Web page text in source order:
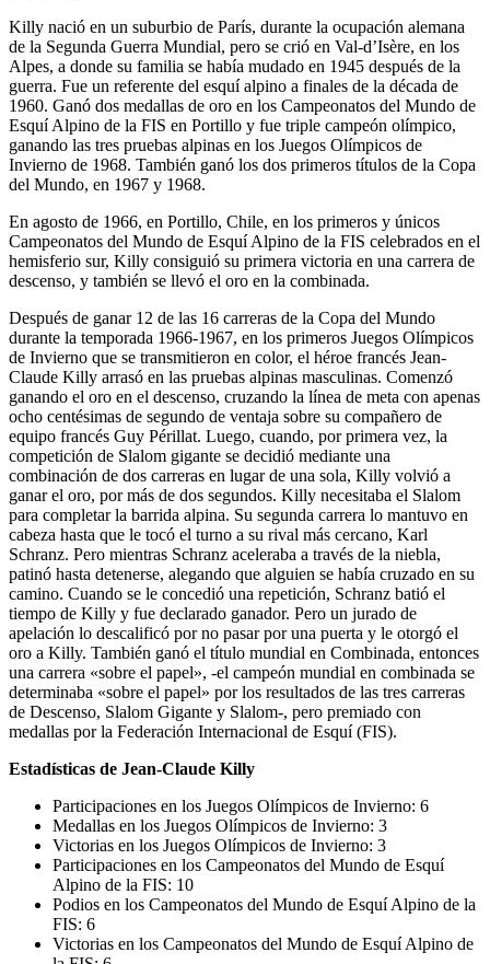
Killy nació en un suburbio de París, durante la ocupación alemana
de la Segunda Guerra Mundial, pero se crió en Val-d’Isère, en los
Alpes, a donde su familia se había mudado en 1945 después de la
guerra. Fue un referente del esquí alpino a finales de la década de
1960. Ganó dos medallas de oro en los Campeonatos del Mundo de
Esquí Alpino de la FIS en Portillo y fue triple campeón olímpico,
ganando las tres pruebas alpinas en los Juegos Olímpicos de
Invierno de 1968. También ganó los dos primeros títulos de la Copa
del Mundo, en 1967 y 1968.
En agosto de 1966, en Portillo, Chile, en los primeros y únicos
Campeonatos del Mundo de Esquí Alpino de la FIS celebrados en el
hemisferio sur, Killy consiguió su primera victoria en una carrera de
descenso, y también se llevó el oro en la combinada.
Después de ganar 12 de las 16 carreras de la Copa del Mundo
durante la temporada 1966-1967, en los primeros Juegos Olímpicos
de Invierno que se transmitieron en color, el héroe francés Jean-
Claude Killy arrasó en las pruebas alpinas masculinas. Comenzó
ganando el oro en el descenso, cruzando la línea de meta con apenas
ocho centésimas de segundo de ventaja sobre su compañero de
equipo francés Guy Périllat. Luego, cuando, por primera vez, la
competición de Slalom gigante se decidió mediante una
combinación de dos carreras en lugar de una sola, Killy volvió a
ganar el oro, por más de dos segundos. Killy necesitaba el Slalom
para completar la barrida alpina. Su segunda carrera lo mantuvo en
cabeza hasta que le tocó el turno a su rival más cercano, Karl
Schranz. Pero mientras Schranz aceleraba a través de la niebla,
patinó hasta detenerse, alegando que alguien se había cruzado en su
camino. Cuando se le concedió una repetición, Schranz batió el
tiempo de Killy y fue declarado ganador. Pero un jurado de
apelación lo descalificó por no pasar por una puerta y le otorgó el
oro a Killy. También ganó el título mundial en Combinada, entonces
una carrera «sobre el papel», -el campeón mundial en combinada se
determinaba «sobre el papel» por los resultados de las tres carreras
de Descenso, Slalom Gigante y Slalom-, pero premiado con
medallas por la Federación Internacional de Esquí (FIS).
Estadísticas de Jean-Claude Killy
Participaciones en los Juegos Olímpicos de Invierno: 6
Medallas en los Juegos Olímpicos de Invierno: 3
Victorias en los Juegos Olímpicos de Invierno: 3
Participaciones en los Campeonatos del Mundo de Esquí
Alpino de la FIS: 10
Podios en los Campeonatos del Mundo de Esquí Alpino de la
FIS: 6
Victorias en los Campeonatos del Mundo de Esquí Alpino de